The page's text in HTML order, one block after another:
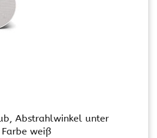
Abstrahlwinkel unter
weiß